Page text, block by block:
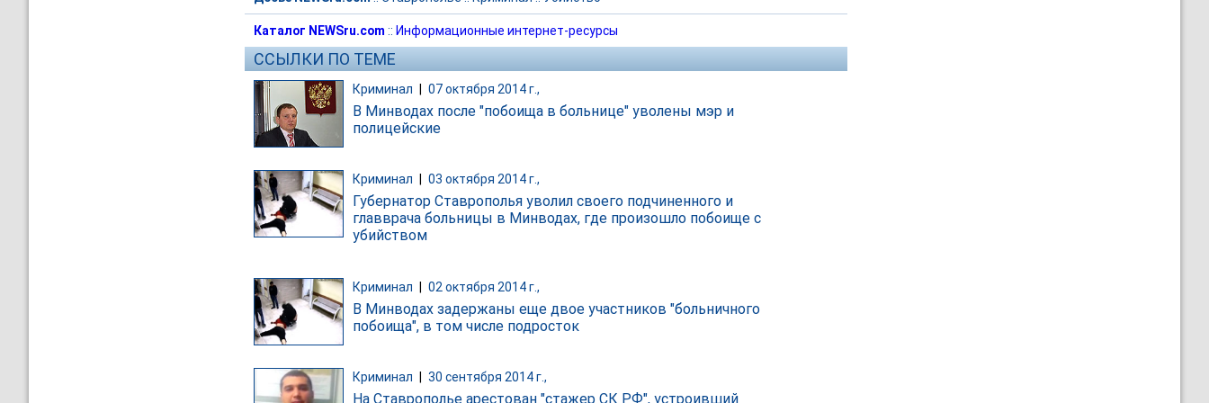
Каталог NEWSru.com :: Информационные интернет-ресурсы
ССЫЛКИ ПО ТЕМЕ
Криминал 07 октября 2014 г.,
В Минводах после "побоища в больнице" уволены мэр и
полицейские
Криминал 03 октября 2014 г.,
Губернатор Ставрополья уволил своего подчиненного и
главврача больницы в Минводах, где произошло побоище с
убийством
Криминал | 02 октября 2014 г.,
В Минводах задержаны еще двое участников "больничного
побоища", в том числе подросток
Криминал 30 сентября 2014 г.,
На Ставрополье арестован "стажер СК РФ", устроивший